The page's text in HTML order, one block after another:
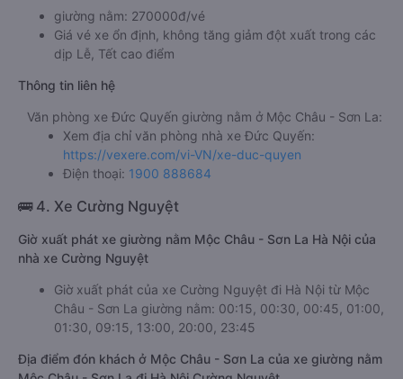
giường nằm: 270000đ/vé
Giá vé xe ổn định, không tăng giảm đột xuất trong các
dịp Lễ, Tết cao điểm
Thông tin liên hệ
Văn phòng xe Đức Quyến giường nằm ở Mộc Châu - Sơn La:
Xem địa chỉ văn phòng nhà xe Đức Quyến:
https://vexere.com/vi-VN/xe-duc-quyen
Điện thoại: 1900 888684
🚌 4. Xe Cường Nguyệt
Giờ xuất phát xe giường nằm Mộc Châu - Sơn La Hà Nội của
nhà xe Cường Nguyệt
Giờ xuất phát của xe Cường Nguyệt đi Hà Nội từ Mộc
Châu - Sơn La giường nằm: 00:15, 00:30, 00:45, 01:00,
01:30, 09:15, 13:00, 20:00, 23:45
Địa điểm đón khách ở Mộc Châu - Sơn La của xe giường nằm